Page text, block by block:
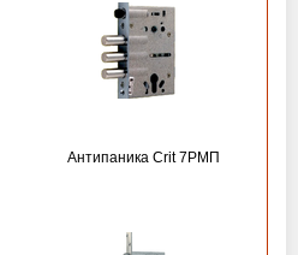
Антипаника Crit 7РМП